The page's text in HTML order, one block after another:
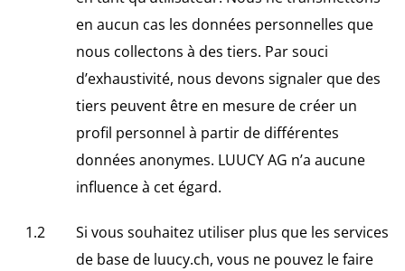
en aucun cas les données personnelles que
nous collectons à des tiers. Par souci
d’exhaustivité, nous devons signaler que des
tiers peuvent être en mesure de créer un
profil personnel à partir de différentes
données anonymes. LUUCY AG n’a aucune
influence à cet égard.
Si vous souhaitez utiliser plus que les services
de base de luucy.ch, vous ne pouvez le faire